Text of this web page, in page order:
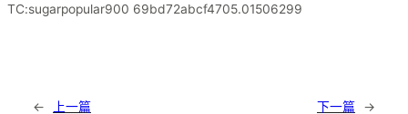
TC:sugarpopular900 69bd72abcf4705.01506299
← 上一篇 下一篇 →